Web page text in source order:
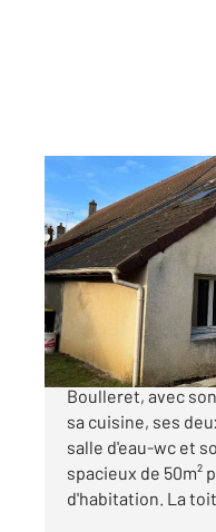
BOULLERET 18
64 m2, 3 pièces
Ref : 18055
Maison à
29
Découvrez cette
Boulleret, avec
sa cuisine, ses
salle d'eau-wc et
spacieux de 50m²
d'habitation. La